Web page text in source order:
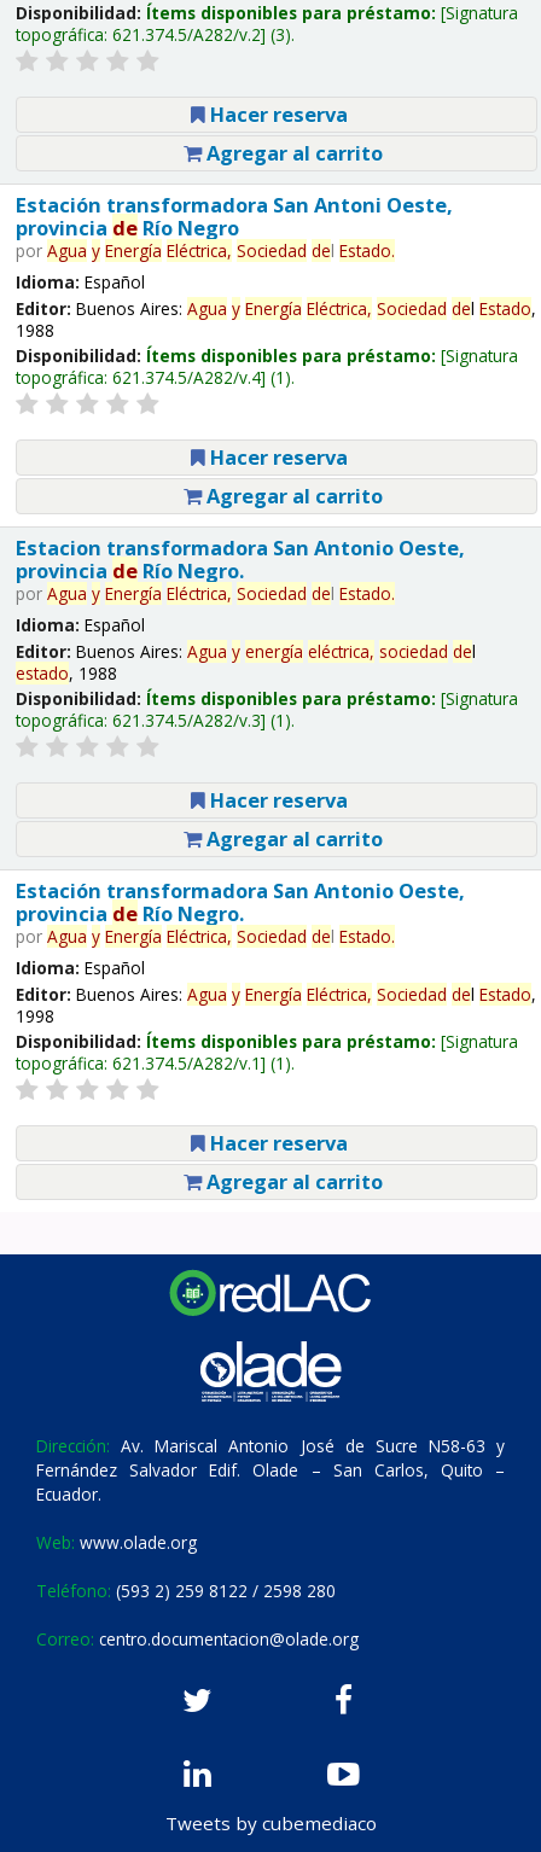
Disponibilidad: Ítems disponibles para préstamo: Signatura
topográfica: 621.374.5/A282/v.2 (3).
Hacer reserva
Agregar al carrito
Estación transformadora San Antoni Oeste,
provincia deRío Negro
por Agua y Energía Eléctrica, Sociedad del Estado.
Idioma: Español
Editor: Buenos Aires: Agua y Energía Eléctrica, Sociedad del Estado,
1988
Disponibilidad: Ítems disponibles para préstamo: Signatura
topográfica: 621.374.5/A282/v.4 (1).
Hacer reserva
Agregar al carrito
Estacion transformadora San Antonio Oeste,
provincia deRío Negro.
por Agua y Energía Eléctrica, Sociedad del Estado.
Idioma: Español
Editor: Buenos Aires: Agua y energía eléctrica, sociedad del
estado, 1988
Disponibilidad: Ítems disponibles para préstamo: Signatura
topográfica: 621.374.5/A282/v.3 (1).
Hacer reserva
Agregar al carrito
Estación transformadora San Antonio Oeste,
provincia deRío Negro.
por Agua y Energía Eléctrica, Sociedad del Estado.
Idioma: Español
Editor: Buenos Aires: Agua y Energía Eléctrica, Sociedad del Estado,
1998
Disponibilidad: Ítems disponibles para préstamo: Signatura
topográfica: 621.374.5/A282/v.1 (1).
Hacer reserva
Agregar al carrito
Dirección: Av. Mariscal Antonio José de Sucre N58-63 y
Fernández Salvador Edif. Olade – San Carlos, Quito –
Ecuador.
Web: www.olade.org
Teléfono: (593 2) 259 8122 / 2598 280
Correo: centro.documentacion@olade.org
Tweets by cubemediaco